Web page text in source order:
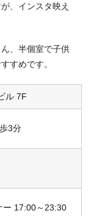
、インスタ映え
、半個室で子供
すめです。
ル 7F
3分
ー 17:00～23:30